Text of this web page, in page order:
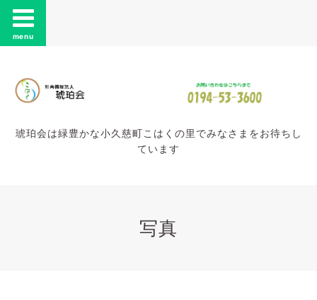
menu
琥珀会は緑豊かな小久慈町こはくの里でみなさまをお待ちし
ています
写真